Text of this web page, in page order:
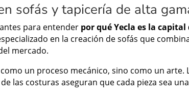
sofás y tapicería de alta
para entender por qué Yecla es la
en la creación de sofás que
mercado.
un proceso mecánico, sino como un
las costuras aseguran que cada pieza sea